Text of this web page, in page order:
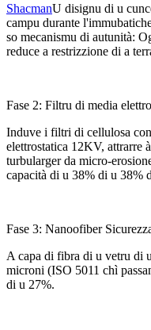
ShacmanU disignu di u
campu durante
so mecanismu di autunità:
reduce a restrizzione di a
Fase 2: Filtru di media
Induve i filtri di cellulosa
elettrostatica 12KV, attrarre
turbularger da micro-
capacità di u 38% di u 38%
Fase 3: Nanoofiber
A capa di fibra di u vetru di
microni (ISO 5011 chì
di u 27%.